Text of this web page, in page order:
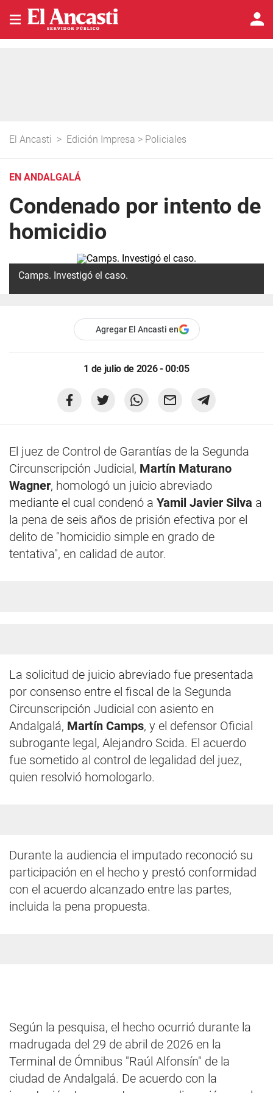
El Ancasti > Edición Impresa > Policiales
EN ANDALGALÁ
Condenado por intento de
homicidio
Camps. Investigó el caso.
Agregar El Ancasti en
1 de julio de 2026 - 00:05
El juez de Control de Garantías de la Segunda
Circunscripción Judicial, Martín Maturano
Wagner, homologó un juicio abreviado
mediante el cual condenó a Yamil Javier Silva a
la pena de seis años de prisión efectiva por el
delito de "homicidio simple en grado de
tentativa", en calidad de autor.
La solicitud de juicio abreviado fue presentada
por consenso entre el fiscal de la Segunda
Circunscripción Judicial con asiento en
Andalgalá, Martín Camps, y el defensor Oficial
subrogante legal, Alejandro Scida. El acuerdo
fue sometido al control de legalidad del juez,
quien resolvió homologarlo.
Durante la audiencia el imputado reconoció su
participación en el hecho y prestó conformidad
con el acuerdo alcanzado entre las partes,
incluida la pena propuesta.
Según la pesquisa, el hecho ocurrió durante la
madrugada del 29 de abril de 2026 en la
Terminal de Ómnibus "Raúl Alfonsín" de la
ciudad de Andalgalá. De acuerdo con la